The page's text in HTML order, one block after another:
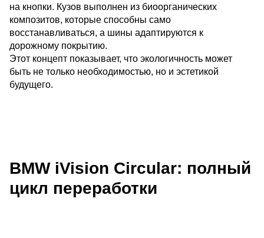
на кнопки. Кузов выполнен из биоорганических
композитов, которые способны само
восстанавливаться, а шины адаптируются к
дорожному покрытию.
Этот концепт показывает, что экологичность может
быть не только необходимостью, но и эстетикой
будущего.
BMW iVision Circular: полный
цикл переработки